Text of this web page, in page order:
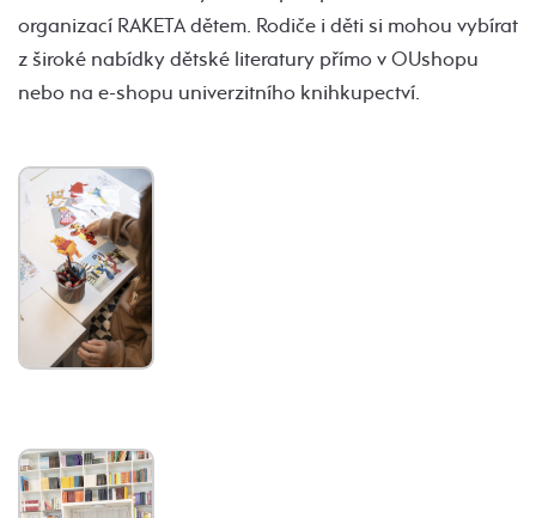
organizací RAKETA dětem. Rodiče i děti si mohou vybírat
z široké nabídky dětské literatury přímo v OUshopu
nebo na e-shopu univerzitního knihkupectví.